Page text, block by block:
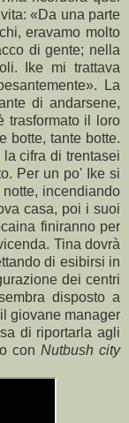
«Da una parte
eravamo molto
di gente; nella
Ike mi trattava
La
di andarsene,
trasformato il loro
botte, tante botte.
la cifra di trentasei
Per un po' Ike si
incendiando
casa, poi i suoi
finiranno per
Tina dovrà
di esibirsi in
dei centri
disposto a
giovane manager
di riportarla agli
con Nutbush city